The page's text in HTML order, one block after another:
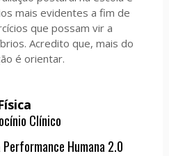
mais evidentes a fim de
que possam vir a
Acredito que, mais do
é orientar.
Clínico
Humana 2.0